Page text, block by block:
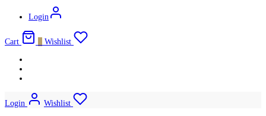
Login
Cart Wishlist
Login
Wishlist